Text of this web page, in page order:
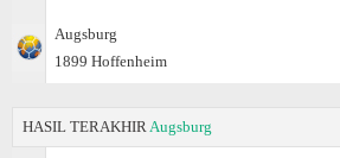
Augsburg
1899 Hoffenheim
HASIL TERAKHIR Augsburg